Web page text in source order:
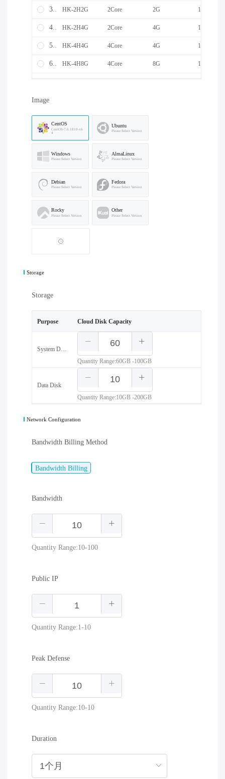
3 HK-2H2G 2Core 2G 10M
4 HK-2H4G 2Core 4G 10M
5 HK-4H4G 4Core 4G 10M
6 HK-4H8G 4Core 8G 10M
16
Image
CentOS
CentOS-7.6.1810-x6
4
Ubuntu
Please Select Version
Windows
Please Select Version
AlmaLinux
Please Select Version
Debian
Please Select Version
Fedora
Please Select Version
Rocky
Please Select Version
Other
Please Select Version
Storage
Storage
Purpose Cloud Disk Capacity
System Disk
Quantity Range:60GB -100GB
Data Disk
Quantity Range:10GB -200GB
Network Configuration
Bandwidth Billing Method
Bandwidth Billing
Bandwidth
Quantity Range:10-100
Public IP
Quantity Range:1-10
Peak Defense
Quantity Range:10-10
Duration